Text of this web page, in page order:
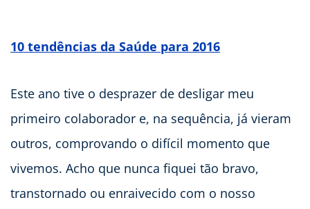
10 tendências da Saúde para 2016
Este ano tive o desprazer de desligar meu
primeiro colaborador e, na sequência, já vieram
outros, comprovando o difícil momento que
vivemos. Acho que nunca fiquei tão bravo,
transtornado ou enraivecido com o nosso